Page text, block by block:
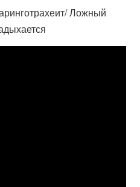
Ложный